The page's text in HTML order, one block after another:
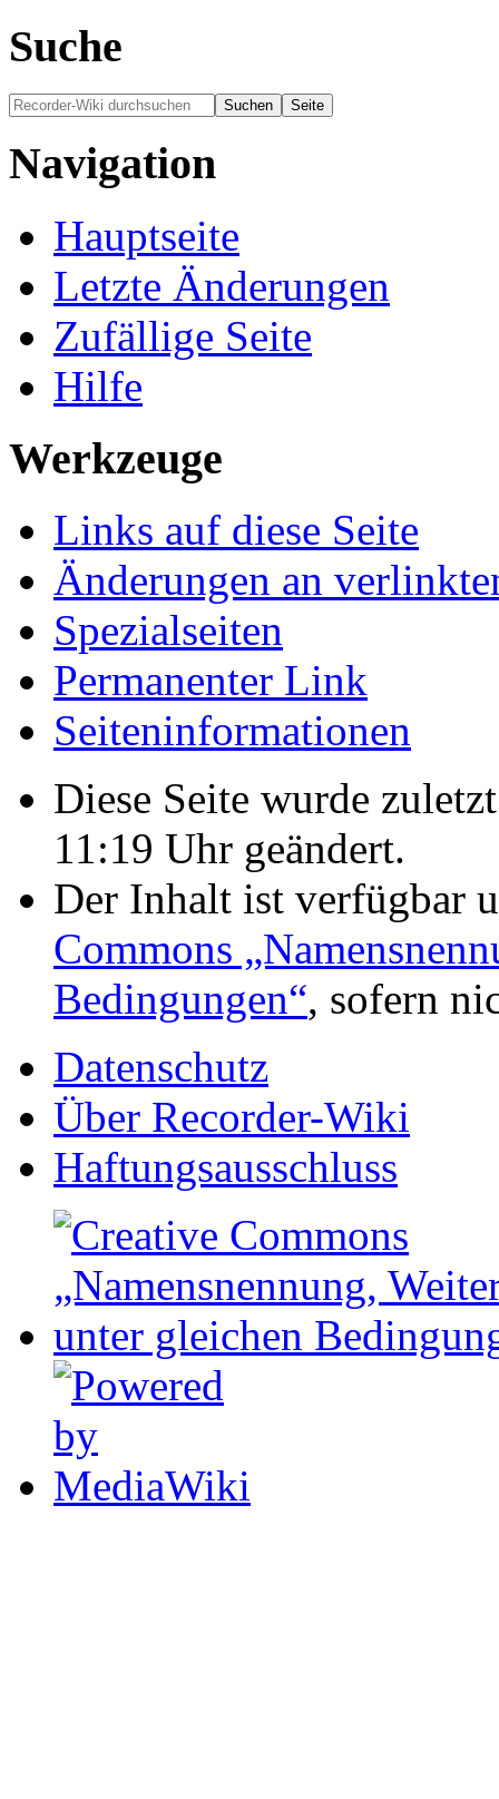
Suche
Navigation
Hauptseite
Letzte Änderungen
Zufällige Seite
Hilfe
Werkzeuge
Links auf diese Seite
Änderungen an
Spezialseiten
Permanenter Link
Seiten­informationen
Diese Seite wurde
11:19 Uhr geändert.
Der Inhalt ist verfügbar
Commons
Bedingungen“, sofern
Datenschutz
Über Recorder-Wiki
Haftungsausschluss